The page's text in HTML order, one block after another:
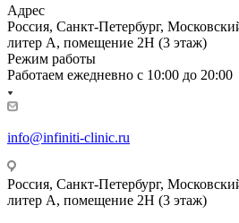
Адрес
Россия, Санкт-Петербург,
литер А, помещение 2Н (3 этаж)
Режим работы
Работаем ежедневно с 10:00 до 20:00
info@infiniti-clinic.ru
Россия, Санкт-Петербург,
литер А, помещение 2Н (3 этаж)